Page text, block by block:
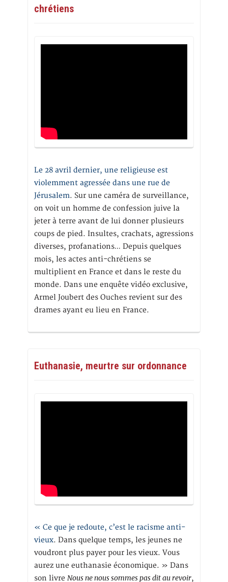
chrétiens
Le 28 avril dernier, une religieuse est
violemment agressée dans une rue de
Jérusalem. Sur une caméra de surveillance,
on voit un homme de confession juive la
jeter à terre avant de lui donner plusieurs
coups de pied. Insultes, crachats, agressions
diverses, profanations… Depuis quelques
mois, les actes anti-chrétiens se
multiplient en France et dans le reste du
monde. Dans une enquête vidéo exclusive,
Armel Joubert des Ouches revient sur des
drames ayant eu lieu en France.
Euthanasie, meurtre sur ordonnance
« Ce que je redoute, c’est le racisme anti-
vieux. Dans quelque temps, les jeunes ne
voudront plus payer pour les vieux. Vous
aurez une euthanasie économique. » Dans
son livre Nous ne nous sommes pas dit au revoir,